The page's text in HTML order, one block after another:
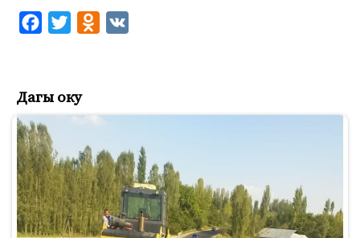
e
b
o
o
k
t
t
r
k
a
s
s
n
Дагы оку